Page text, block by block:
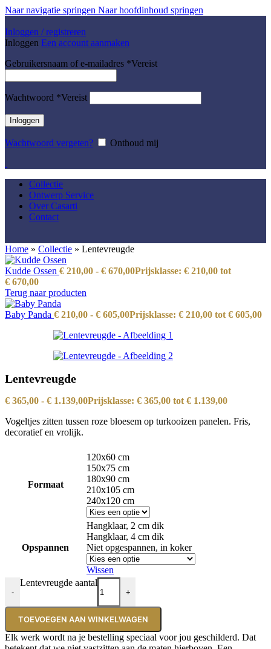
Naar navigatie springen Naar hoofdinhoud springen
Inloggen / registreren
Inloggen Een account aanmaken
Gebruikersnaam of e-mailadres *Vereist
Wachtwoord *Vereist
Inloggen
Wachtwoord vergeten? Onthoud mij
Collectie
Ontwerp Service
Over Casarti
Contact
Home » Collectie » Lentevreugde
Kudde Ossen € 210,00 - € 670,00Prijsklasse: € 210,00 tot
€ 670,00
Terug naar producten
Baby Panda € 210,00 - € 605,00Prijsklasse: € 210,00 tot € 605,00
Lentevreugde
€ 365,00 - € 1.139,00Prijsklasse: € 365,00 tot € 1.139,00
Vogeltjes zitten tussen roze bloesem op turkooizen panelen. Fris,
decoratief en vrolijk.
Formaat
120x60 cm
150x75 cm
180x90 cm
210x105 cm
240x120 cm
Opspannen
Hangklaar, 2 cm dik
Hangklaar, 4 cm dik
Niet opgespannen, in koker
Wissen
-
Lentevreugde aantal
+
TOEVOEGEN AAN WINKELWAGEN
Elk werk wordt na je bestelling speciaal voor jou geschilderd. Dat